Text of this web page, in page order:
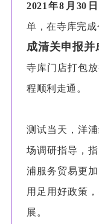
2021年8月30
单，在寺库完
成清关申报
寺库门店打包
程顺利走通。
测试当天，洋
场调研指导，
浦服务贸易更
用足用好政策
展。